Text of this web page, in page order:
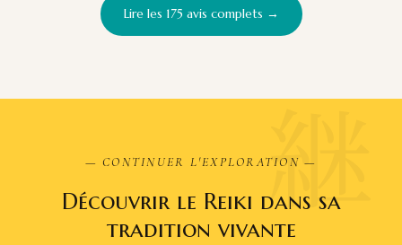
Lire les 175 avis complets →
継
— CONTINUER L'EXPLORATION —
Découvrir le Reiki dans sa
tradition vivante